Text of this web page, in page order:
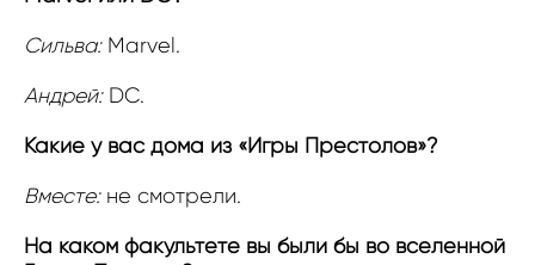
Сильва:Marvel.
Андрей: DC.
Какие у вас дома из «Игры Престолов»?
Вместе: не смотрели.
На каком факультете вы были бы во вселенной